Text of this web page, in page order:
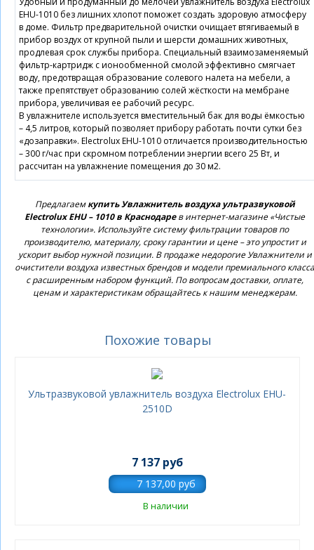
EHU-1010 без лишних хлопот поможет создать здоровую атмосферу
в доме. Фильтр предварительной очистки очищает втягиваемый в
прибор воздух от крупной пыли и шерсти домашних животных,
продлевая срок службы прибора. Специальный взаимозаменяемый
фильтр-картридж с ионообменной смолой эффективно смягчает
воду, предотвращая образование солевого налета на мебели, а
также препятствует образованию солей жёсткости на мембране
прибора, увеличивая ее рабочий ресурс.
В увлажнителе используется вместительный бак для воды ёмкостью
– 4,5 литров, который позволяет прибору работать почти сутки без
«дозаправки». Electrolux EHU-1010 отличается производительностью
– 300 г/час при скромном потреблении энергии всего 25 Вт, и
рассчитан на увлажнение помещения до 30 м2.
Предлагаемкупить Увлажнитель воздуха ультразвуковой
Electrolux EHU – 1010 в Краснодарев интернет-магазине «Чистые
технологии». Используйте систему фильтрации товаров по
производителю, материалу, сроку гарантии и цене – это упростит и
ускорит выбор нужной позиции. В продаже недорогие Увлажнители и
очистители воздуха известных брендов и модели премиального класса
с расширенным набором функций. По вопросам доставки, оплате,
ценам и характеристикам обращайтесь к нашим менеджерам.
Похожие товары
Ультразвуковой увлажнитель воздуха Electrolux EHU-
2510D
7 137 руб
В наличии